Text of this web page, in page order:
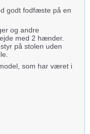
godt fodfæste på en
og andre
med 2 hænder.
på stolen uden
som har været i